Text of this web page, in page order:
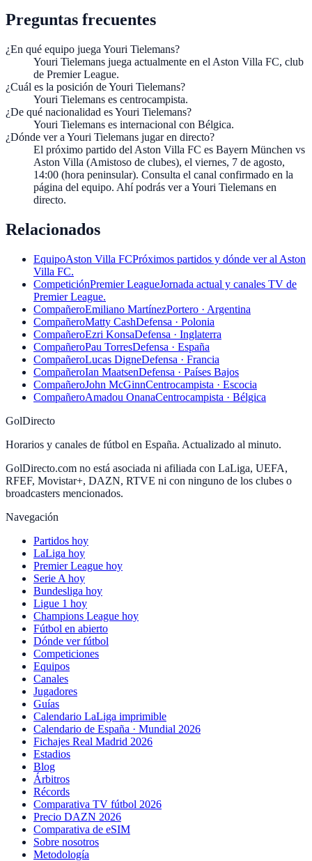
Preguntas frecuentes
¿En qué equipo juega Youri Tielemans?
Youri Tielemans juega actualmente en el Aston Villa FC, club
de Premier League.
¿Cuál es la posición de Youri Tielemans?
Youri Tielemans es centrocampista.
¿De qué nacionalidad es Youri Tielemans?
Youri Tielemans es internacional con Bélgica.
¿Dónde ver a Youri Tielemans jugar en directo?
El próximo partido del Aston Villa FC es Bayern München vs
Aston Villa (Amistoso de clubes), el viernes, 7 de agosto,
14:00 (hora peninsular). Consulta el canal confirmado en la
página del equipo. Ahí podrás ver a Youri Tielemans en
directo.
Relacionados
EquipoAston Villa FCPróximos partidos y dónde ver al Aston
Villa FC.
CompeticiónPremier LeagueJornada actual y canales TV de
Premier League.
CompañeroEmiliano MartínezPortero · Argentina
CompañeroMatty CashDefensa · Polonia
CompañeroEzri KonsaDefensa · Inglaterra
CompañeroPau TorresDefensa · España
CompañeroLucas DigneDefensa · Francia
CompañeroIan MaatsenDefensa · Países Bajos
CompañeroJohn McGinnCentrocampista · Escocia
CompañeroAmadou OnanaCentrocampista · Bélgica
GolDirecto
Horarios y canales de fútbol en España. Actualizado al minuto.
GolDirecto.com no está asociada ni afiliada con LaLiga, UEFA,
RFEF, Movistar+, DAZN, RTVE ni con ninguno de los clubes o
broadcasters mencionados.
Navegación
Partidos hoy
LaLiga hoy
Premier League hoy
Serie A hoy
Bundesliga hoy
Ligue 1 hoy
Champions League hoy
Fútbol en abierto
Dónde ver fútbol
Competiciones
Equipos
Canales
Jugadores
Guías
Calendario LaLiga imprimible
Calendario de España · Mundial 2026
Fichajes Real Madrid 2026
Estadios
Blog
Árbitros
Récords
Comparativa TV fútbol 2026
Precio DAZN 2026
Comparativa de eSIM
Sobre nosotros
Metodología